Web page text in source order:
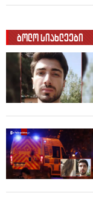
ბოლო სიახლეები